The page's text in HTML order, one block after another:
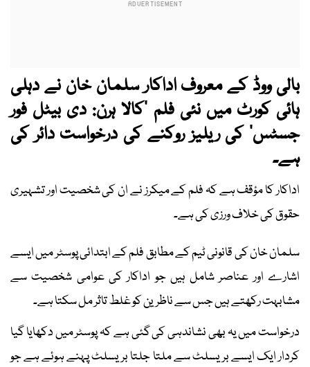
بالی ووڈ کے معروف اداکار سلمان خان نے دہلی
ہائی کورٹ میں نئی فلم ’کالا ہرن: دی بیٹل فور
جسٹس‘ کی ریلیز روکنے کی درخواست دائر کی
ہے۔
اداکار کا مؤقف ہے کہ فلم کے میکرز نے ان کی شخصیت اور تشہیری
حقوق کی خلاف ورزی کی ہے۔
سلمان خان کی قانونی ٹیم کے مطابق فلم کے ابتدائی پوسٹر میں ایسے
اشارے اور عناصر شامل ہیں جو اداکار کی عوامی شخصیت سے
مشابہت رکھتے ہیں جس سے ناظرین کو غلط تاثر مل سکتا ہے۔
درخواست میں یہ بھی نشاندہی کی گئی ہے کہ پوسٹر میں دکھایا گیا
کردار ایک ایسے بریسلٹ سے ملتا جلتا بریسلٹ پہنے ہوئے ہے جو